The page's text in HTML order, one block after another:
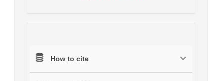
How to cite